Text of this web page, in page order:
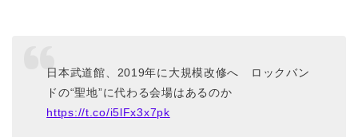
日本武道館、2019年に大規模改修へ ロックバン
ドの“聖地”に代わる会場はあるのか
https://t.co/i5lFx3x7pk